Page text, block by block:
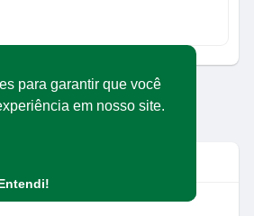
para garantir que você
em nosso site.
mais usuários